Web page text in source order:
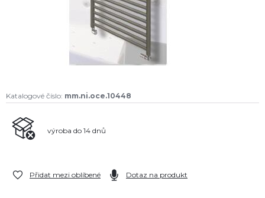
Katalogové číslo: mm.ni.oce.10448
výroba do 14 dnů
Přidat mezi oblíbené Dotaz na produkt